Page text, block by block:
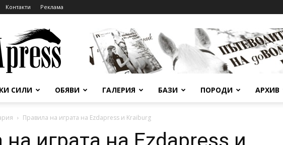
Контакти Реклама
СИЛИ ОБЯВИ ГАЛЕРИЯ БАЗИ ПОРОДИ АРХИВ
Правила на играта на Ezdapress и Kraiburg